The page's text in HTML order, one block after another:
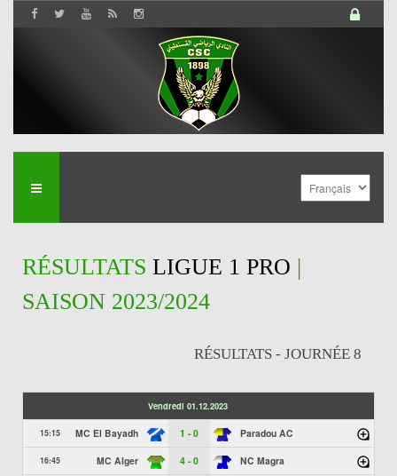
RÉSULTATS LIGUE 1 PRO |
SAISON 2023/2024
RÉSULTATS - JOURNÉE 8
Vendredi 01.12.2023
15:15 MC El Bayadh 1 - 0 Paradou AC
16:45 MC Alger 4 - 0 NC Magra